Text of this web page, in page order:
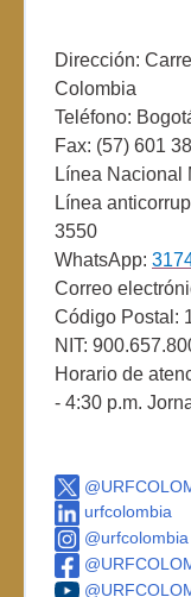
Dirección:
Colombia
Teléfono:
Fax: (57) 601
Línea Nacional
Línea
3550
WhatsApp:
Correo
Código Postal:
NIT:
Horario de
- 4:30 p.m.
urfcolombia
@urfcolombia